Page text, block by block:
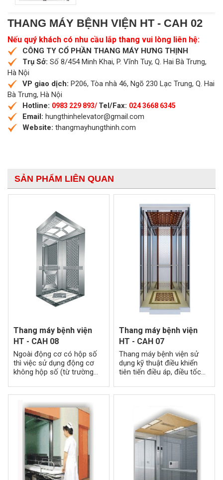
THANG MÁY BỆNH VIỆN HT - CAH 02
Nếu quý khách có nhu cầu lắp thang vui lòng liên hệ:
CÔNG TY CỔ PHẦN THANG MÁY HƯNG THỊNH
Trụ Sở: Số 8/454 Minh Khai, P. Vĩnh Tuy, Q. Hai Bà Trưng,
Hà Nội
VP giao dịch: P206, Tòa nhà 46, Ngõ 230 Lạc Trung, Q. Hai
Bà Trưng, Hà Nội
Hotline: 0983 229 893/ Tel/Fax: 024 3668 6345
Email: hungthinhelevator@gmail.com
Website: thangmayhungthinh.com
SẢN PHẨM LIÊN QUAN
Thang máy bệnh viện
HT - CAH 08
Ngoài động cơ có hộp số
thì việc sử dụng động cơ
không hộp số (từ trường
khiển biên độ giao động
số.
Thang máy bệnh viện
HT - CAH 07
Thang máy bệnh viện sử
dụng kỹ thuật điều khiển
tiên tiến điều áp, điều tốc
điện hoạt động ổn định là
quan trọng nhất trong toàn